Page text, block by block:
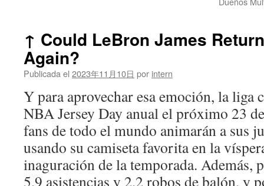
↑ Could LeBron James
Again?
Publicada el 2023年11月10日 por intern
Y para aprovechar esa emoción, la liga
NBA Jersey Day anual el próximo 23
fans de todo el mundo animarán a sus
usando su camiseta favorita en la
inaguración de la temporada. Además,
5,9 asistencias y 2,2 robos de balón, y